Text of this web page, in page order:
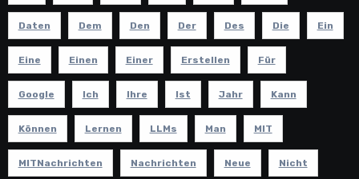
Daten Dem Den Der Des Die Ein
Eine Einen Einer Erstellen Für
Google Ich Ihre Ist Jahr Kann
Können Lernen LLMs Man MIT
MITNachrichten Nachrichten Neue Nicht